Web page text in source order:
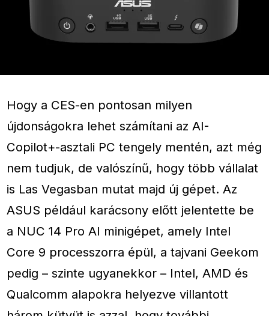
Hogy a CES-en pontosan milyen
újdonságokra lehet számítani az AI-
Copilot+-asztali PC tengely mentén, azt még
nem tudjuk, de valószínű, hogy több vállalat
is Las Vegasban mutat majd új gépet. Az
ASUS például karácsony előtt jelentette be
a NUC 14 Pro AI minigépet, amely Intel
Core 9 processzorra épül, a tajvani Geekom
pedig – szinte ugyanekkor – Intel, AMD és
Qualcomm alapokra helyezve villantott